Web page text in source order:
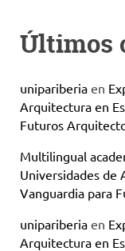
Últimos
unipariberia en
Arquitectura en
Futuros
Multilingual
Universidades de
Vanguardia para
unipariberia en
Arquitectura en